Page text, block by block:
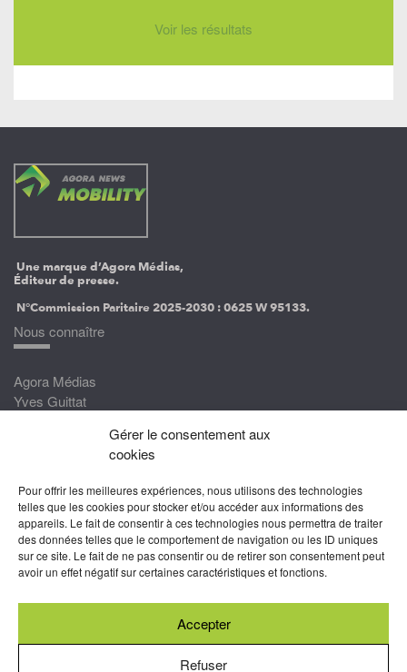
Gérer le consentement aux
cookies
Pour offrir les meilleures expériences, nous utilisons des technologies
telles que les cookies pour stocker et/ou accéder aux informations des
appareils. Le fait de consentir à ces technologies nous permettra de traiter
des données telles que le comportement de navigation ou les ID uniques
sur ce site. Le fait de ne pas consentir ou de retirer son consentement peut
avoir un effet négatif sur certaines caractéristiques et fonctions.
Accepter
Refuser
Voir les résultats
Une marque d’Agora Médias,
Éditeur de presse.
N°Commission Paritaire 2025-2030 :0625 W 95133.
Nous connaître
Agora Médias
Yves Guittat
Devenez correspondant
Rejoignez nos experts
Devenez Partenaire
Nous suivre
Abonnez-vous à nos newsletters